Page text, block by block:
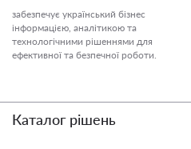
забезпечує український бізнес
інформацією, аналітикою та
технологічними рішеннями для
ефективної та безпечної роботи.
Каталог рішень